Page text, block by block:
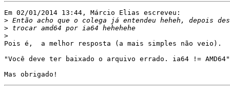
Em 02/01/2014 13:44, Márcio Elias escreveu:
>
>
>
Pois é,  a melhor resposta (a mais simples não veio).
"Você deve ter baixado o arquivo errado. ia64 != AMD64"